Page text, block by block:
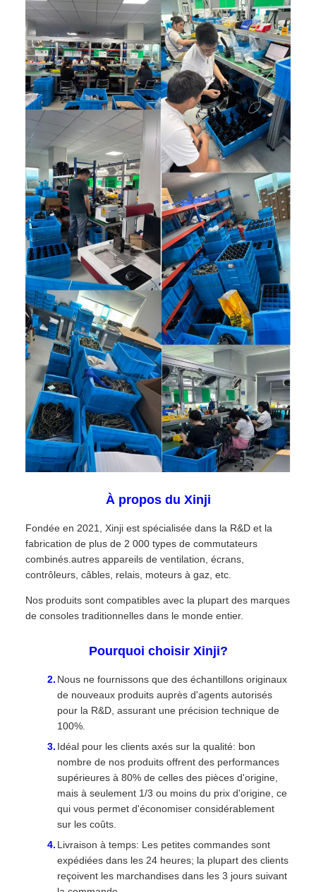
À propos du Xinji
Fondée en 2021, Xinji est spécialisée dans la R&D et la
fabrication de plus de 2 000 types de commutateurs
combinés.autres appareils de ventilation, écrans,
contrôleurs, câbles, relais, moteurs à gaz, etc.
Nos produits sont compatibles avec la plupart des marques
de consoles traditionnelles dans le monde entier.
Pourquoi choisir Xinji?
Nous ne fournissons que des échantillons originaux
de nouveaux produits auprès d'agents autorisés
pour la R&D, assurant une précision technique de
100%.
Idéal pour les clients axés sur la qualité: bon
nombre de nos produits offrent des performances
supérieures à 80% de celles des pièces d'origine,
mais à seulement 1/3 ou moins du prix d'origine, ce
qui vous permet d'économiser considérablement
sur les coûts.
Livraison à temps: Les petites commandes sont
expédiées dans les 24 heures; la plupart des clients
reçoivent les marchandises dans les 3 jours suivant